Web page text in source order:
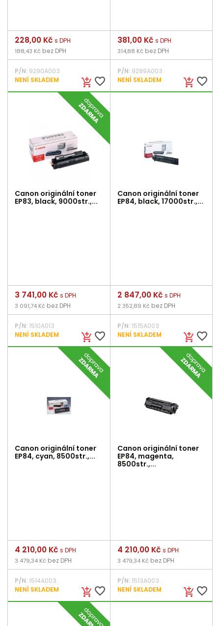
add_shopping_cart favorite_border
Cena
228,00 Kč s DPH
188,43 Kč bez DPH
P/N: 9290A003
NENÍ SKLADEM
add_shopping_cart favorite_border
Cena
381,00 Kč s DPH
314,88 Kč bez DPH
P/N:9289A003
NENÍ SKLADEM
Canon originální toner
EP83, black, 9000str.,...
add_shopping_cart favorite_border
Cena
3 741,00 Kč s DPH
3 091,74 Kč bez DPH
P/N: 1510A013
NENÍ SKLADEM
Canon originální toner
EP84, black, 17000str.,...
add_shopping_cart favorite_border
Cena
2 847,00 Kč s DPH
2 352,89 Kč bez DPH
P/N:1515A003
NENÍ SKLADEM
Canon originální toner
EP84, cyan, 8500str.,...
add_shopping_cart favorite_border
Cena
4 210,00 Kč s DPH
3 479,34 Kč bez DPH
P/N: 1514A003
NENÍ SKLADEM
Canon originální toner
EP84, magenta,
8500str.,...
add_shopping_cart favorite_border
Cena
4 210,00 Kč s DPH
3 479,34 Kč bez DPH
P/N:1513A003
NENÍ SKLADEM